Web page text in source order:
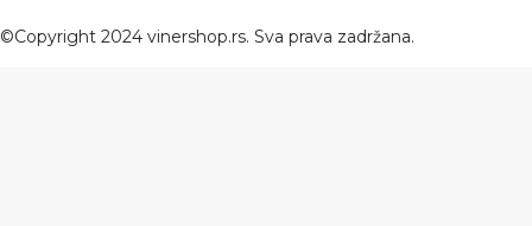
©Copyright 2024 vinershop.rs. Sva prava zadržana.